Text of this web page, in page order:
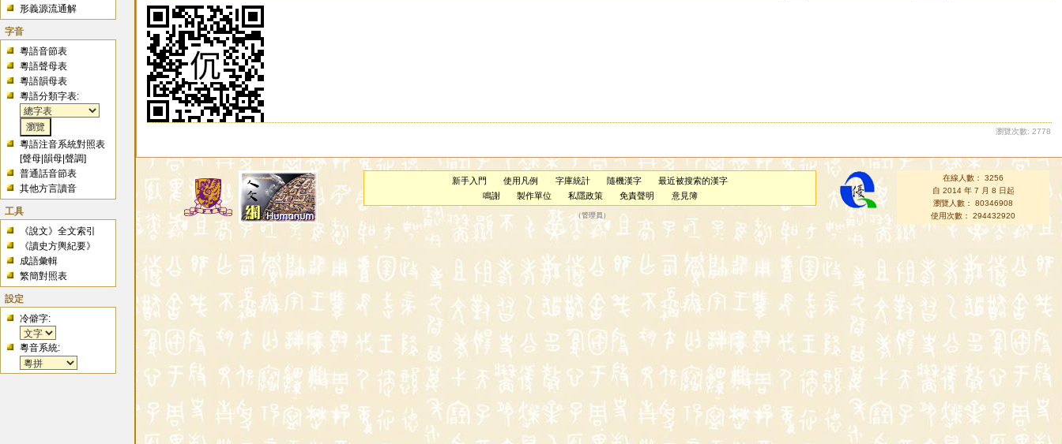
形義源流通解
字音
粵語音節表
粵語聲母表
粵語韻母表
粵語分類字表:
粵語注音系統對照表
[聲母 |韻母 |聲調]
普通話音節表
其他方言讀音
工具
《說文》全文索引
《讀史方輿紀要》
成語彙輯
繁簡對照表
設定
冷僻字:
粵音系統:
瀏覽次數: 2778
新手入門 使用凡例 字庫統計 隨機漢字
最近被搜索的漢字
鳴謝
製作單位 私隱政策 免責聲明 意見簿
（管理員 ）
在線人數： 3256
自 2014 年 7 月 8 日起
瀏覽人數： 80346908
使用次數： 294432920